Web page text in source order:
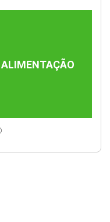
ALIMENTAÇÃO